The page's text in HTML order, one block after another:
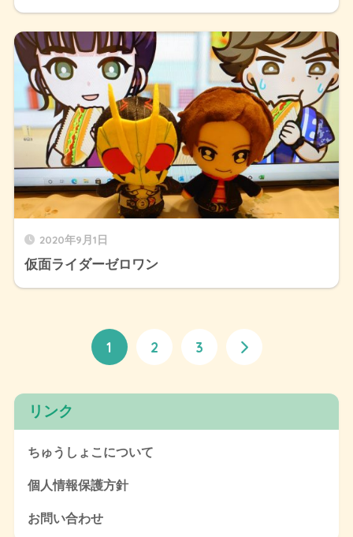
2020年9月1日
仮面ライダーゼロワン
1 2 3
リンク
ちゅうしょこについて
個人情報保護方針
お問い合わせ